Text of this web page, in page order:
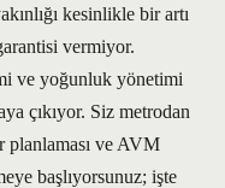
kesinlikle bir artı
vermiyor.
ve yoğunluk yönetimi
çıkıyor. Siz metrodan
ve AVM
başlıyorsunuz; işte